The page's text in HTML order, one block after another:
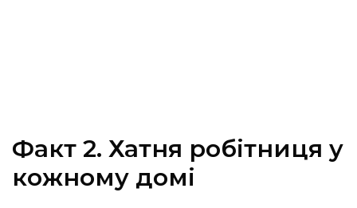
Факт 2. Хатня робітниця у
кожному домі